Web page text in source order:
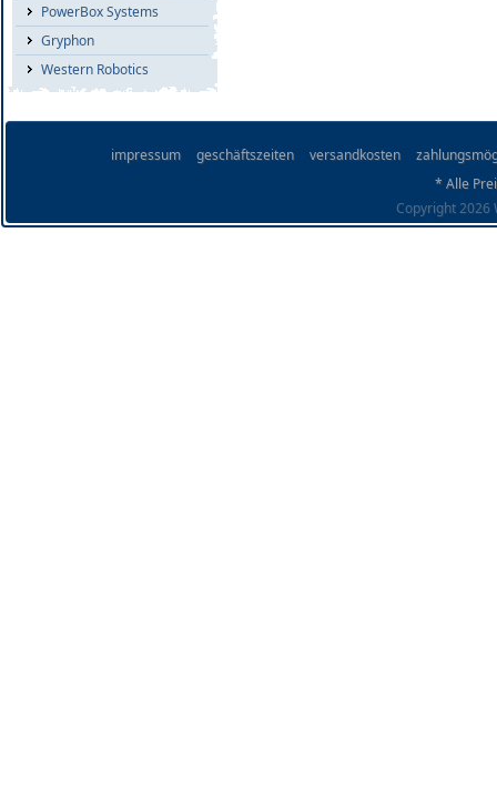
PowerBox Systems
Gryphon
Western Robotics
impressum geschäftszeiten versandkosten
* Alle
Copyright 2026